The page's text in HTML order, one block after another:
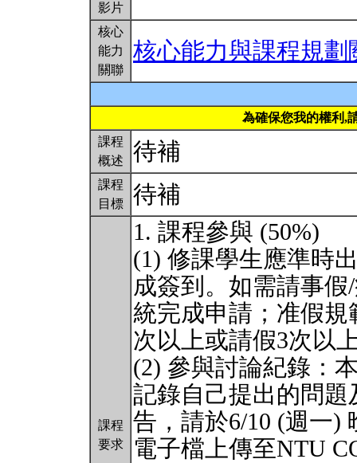
影片
核心
能力
關聯
核心能力與課程規劃
為確保您我的權利,
課程
概述
待補
課程
目標
待補
課程
要求
1. 課程參與 (50%)
(1) 修課學生應準時
成簽到。如需請事
統完成申請；准假
次以上或請假3次以
(2) 參與討論紀錄：
記錄自己提出的問
告，請於6/10 (週一)
電子檔上傳至NTU